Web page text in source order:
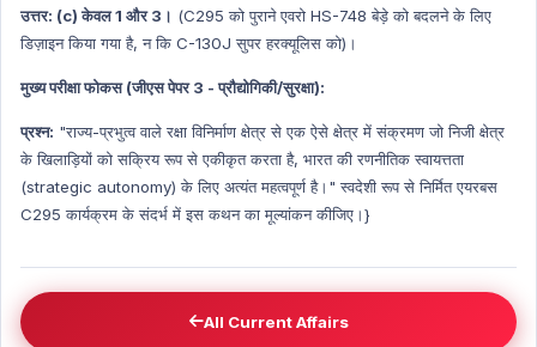
उत्तर: (c) केवल 1 और 3। (C295 को पुराने एवरो HS-748 बेड़े को बदलने के लिए
डिज़ाइन किया गया है, न कि C-130J सुपर हरक्यूलिस को)।
मुख्य परीक्षा फोकस (जीएस पेपर 3 - प्रौद्योगिकी/सुरक्षा):
प्रश्न: "राज्य-प्रभुत्व वाले रक्षा विनिर्माण क्षेत्र से एक ऐसे क्षेत्र में संक्रमण जो निजी क्षेत्र
के खिलाड़ियों को सक्रिय रूप से एकीकृत करता है, भारत की रणनीतिक स्वायत्तता
(strategic autonomy) के लिए अत्यंत महत्वपूर्ण है।" स्वदेशी रूप से निर्मित एयरबस
C295 कार्यक्रम के संदर्भ में इस कथन का मूल्यांकन कीजिए।}
All Current Affairs